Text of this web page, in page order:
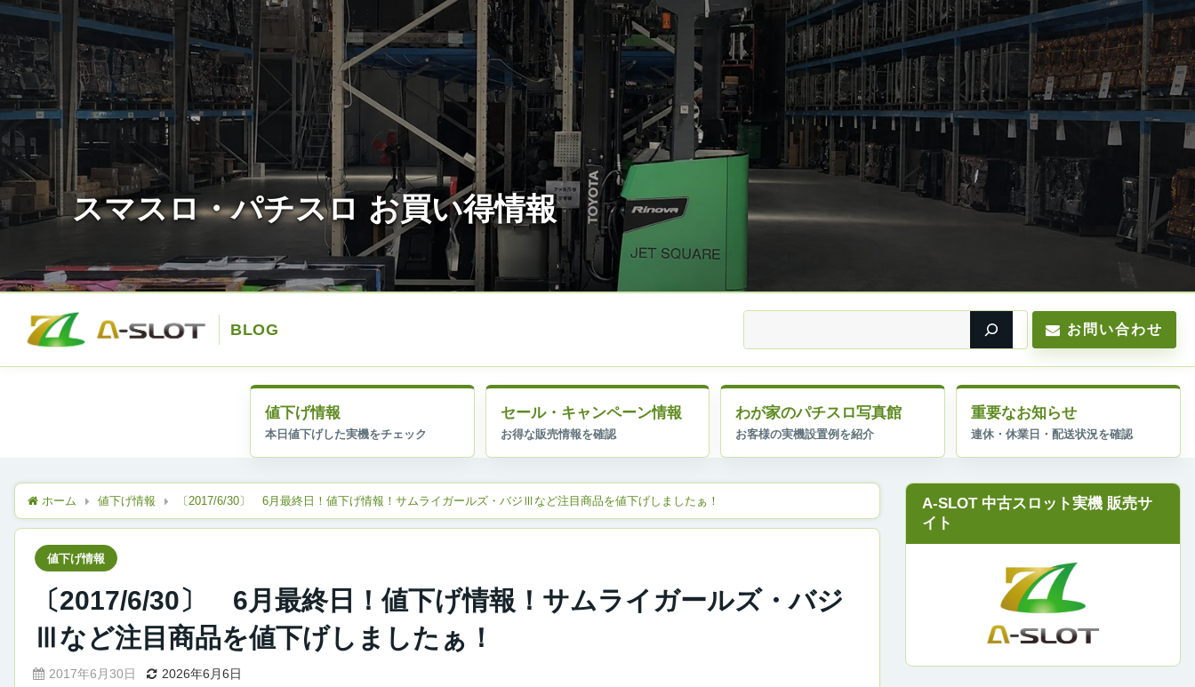
お問い合わせ
値下げ情報 セール・キャンペーン情報 わが家のパチスロ写真館 重要なお知らせ
ホーム 値下げ情報 〔2017/6/30〕 6月最終日！値下げ情報！サムライガールズ・バジⅢなど注目商品を値下げしましたぁ！
値下げ情報
〔2017/6/30〕 6月最終日！値下げ情報！サムライガールズ・バジ
Ⅲなど注目商品を値下げしましたぁ！
2017年6月30日 2026年6月6日
A-SLOT 中古スロット実機 販売サ
イト